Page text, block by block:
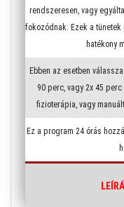
rendszeresen, vagy
fokozódnak. Ezek a
hatékony
Ebben az esetben
90 perc, vagy 2x 45
fizioterápia, vagy
Ez a program 24 órás